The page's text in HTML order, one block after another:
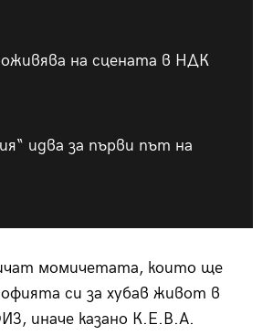
оживява на сцената в НДК
идва за първи път на
момичетата, които ще
си за хубав живот в
иначе казано К.Е.В.А.